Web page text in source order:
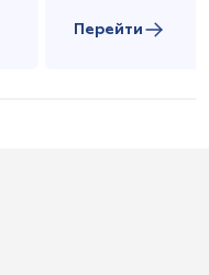
Перейти